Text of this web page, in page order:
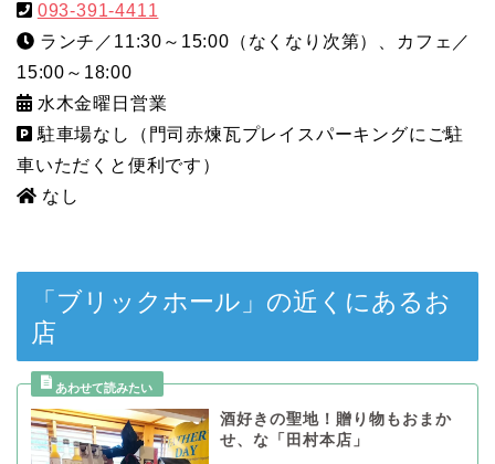
093-391-4411
ランチ／11:30～15:00（なくなり次第）、カフェ／
15:00～18:00
水木金曜日営業
駐車場なし（門司赤煉瓦プレイスパーキングにご駐
車いただくと便利です）
なし
「ブリックホール」の近くにあるお
店
酒好きの聖地！贈り物もおまか
せ、な「田村本店」